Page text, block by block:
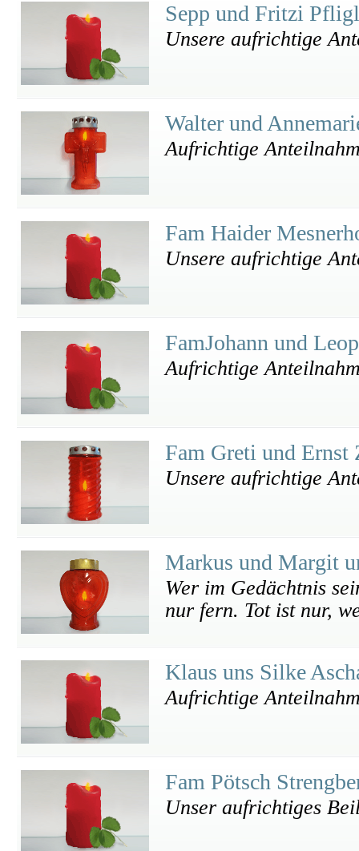
Sepp und Fritzi
Unsere aufrichtige
Walter und
Aufrichtige
Fam Haider
Unsere aufrichtige
FamJohann und
Aufrichtige
Fam Greti und
Unsere aufrichtige
Markus und Margit
Wer im Gedächtnis
nur fern. Tot ist nur,
Klaus uns Silke
Aufrichtige
Fam Pötsch
Unser aufrichtiges